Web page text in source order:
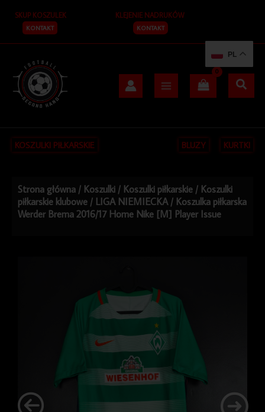
treści
SKUP KOSZULEK
KONTAKT
KLEJENIE NADRUKÓW
KONTAKT
KOSZULKI PIŁKARSKIE BLUZY KURTKI
Strona główna / Koszulki / Koszulki piłkarskie / Koszulki
piłkarskie klubowe / LIGA NIEMIECKA / Koszulka piłkarska
Werder Brema 2016/17 Home Nike [M] Player Issue
PL